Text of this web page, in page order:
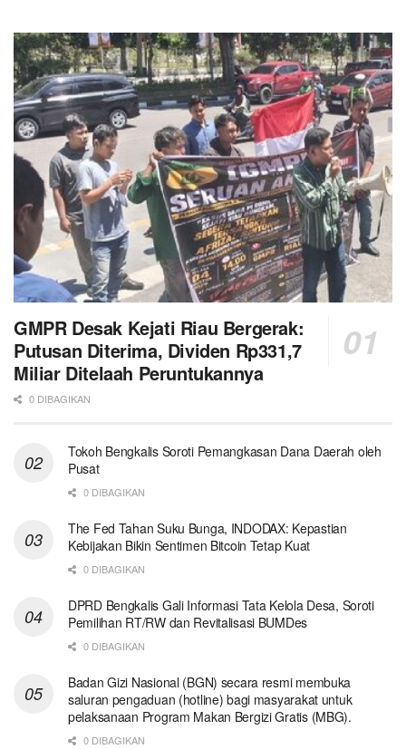
GMPR Desak Kejati Riau Bergerak:
Putusan Diterima, Dividen Rp331,7
Miliar Ditelaah Peruntukannya
0 DIBAGIKAN
Tokoh Bengkalis Soroti Pemangkasan Dana Daerah oleh
Pusat
0 DIBAGIKAN
The Fed Tahan Suku Bunga, INDODAX: Kepastian
Kebijakan Bikin Sentimen Bitcoin Tetap Kuat
0 DIBAGIKAN
DPRD Bengkalis Gali Informasi Tata Kelola Desa, Soroti
Pemilihan RT/RW dan Revitalisasi BUMDes
0 DIBAGIKAN
Badan Gizi Nasional (BGN) secara resmi membuka
saluran pengaduan (hotline) bagi masyarakat untuk
pelaksanaan Program Makan Bergizi Gratis (MBG).
0 DIBAGIKAN